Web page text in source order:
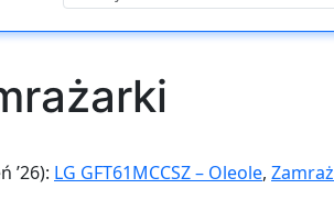
’26): LG GFT61MCCSZ – Oleole,